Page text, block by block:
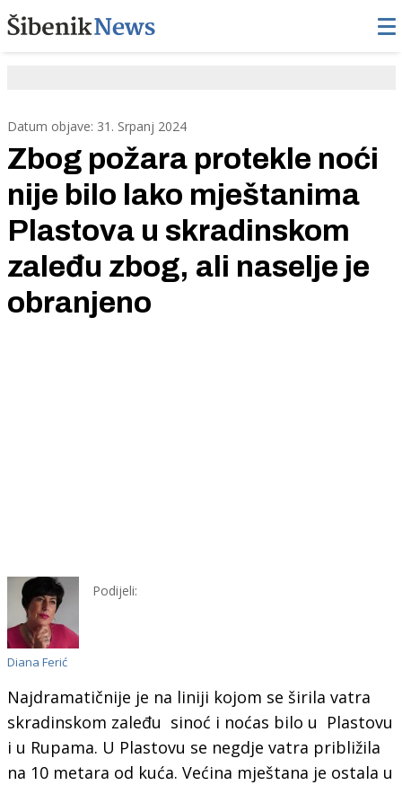
Datum objave: 31. Srpanj 2024
Zbog požara protekle noći
nije bilo lako mještanima
Plastova u skradinskom
zaleđu zbog, ali naselje je
obranjeno
Diana Ferić
Podijeli:
Najdramatičnije je na liniji kojom se širila vatra
skradinskom zaleđu sinoć i noćas bilo u Plastovu
i u Rupama. U Plastovu se negdje vatra približila
na 10 metara od kuća. Većina mještana je ostala u